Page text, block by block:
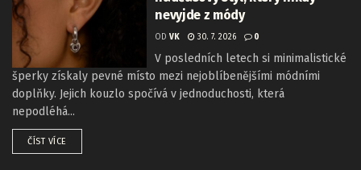
nevyjde z módy
OD VK 30. 7. 2026 0
V posledních letech si minimalistické
šperky získaly pevné místo mezi nejoblíbenějšími módními
doplňky. Jejich kouzlo spočívá v jednoduchosti, která
nepodléhá...
ČÍST VÍCE